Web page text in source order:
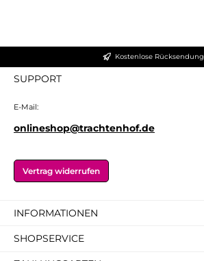
Kostenlose Rücksendung
SUPPORT
E-Mail:
onlineshop@trachtenhof.de
Vertrag widerrufen
INFORMATIONEN
SHOPSERVICE